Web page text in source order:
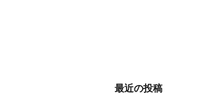
最近の投稿